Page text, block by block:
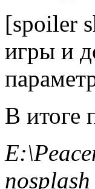
[spoiler
игры и
В итоге